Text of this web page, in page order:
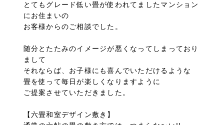
とてもグレード低い畳が使われてましたマンション
にお住まいの
お客様からのご相談でした。
随分とたたみのイメージが悪くなってしまっており
まして
それならば、お子様にも喜んでいただけるような
畳を使って毎日が楽しくなりますように
ご提案させていただきました。
【六畳和室デザイン敷き】